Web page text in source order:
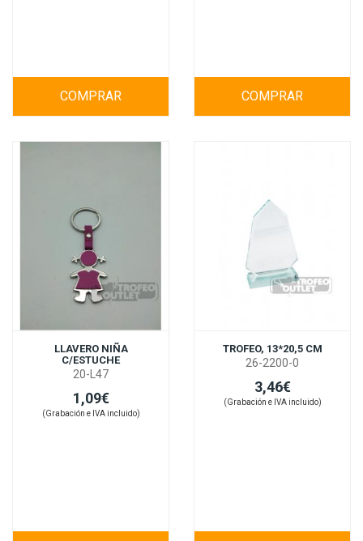
COMPRAR COMPRAR
LLAVERO NIÑA
C/ESTUCHE
20-L47
1,09€
(Grabación e IVA incluido)
TROFEO, 13*20,5 CM
26-2200-0
3,46€
(Grabación e IVA incluido)